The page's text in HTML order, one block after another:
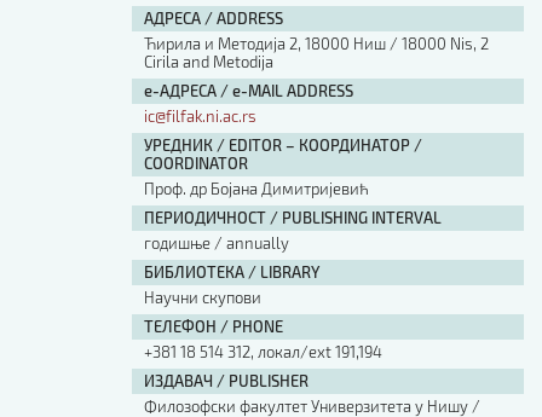
АДРЕСА / ADDRESS
Ћирила и Методија 2, 18000 Ниш / 18000 Nis, 2
Cirila and Metodija
е-АДРЕСА / e-MAIL ADDRESS
ic@filfak.ni.ac.rs
УРЕДНИК / EDITOR – КООРДИНАТОР /
COORDINATOR
Проф. др Бојана Димитријевић
ПЕРИОДИЧНОСТ / PUBLISHING INTERVAL
годишње / annually
БИБЛИОТЕКА / LIBRARY
Научни скупови
ТЕЛЕФОН / PHONE
+381 18 514 312, локал/ext 191,194
ИЗДАВАЧ / PUBLISHER
Филозофски факултет Универзитета у Нишу /